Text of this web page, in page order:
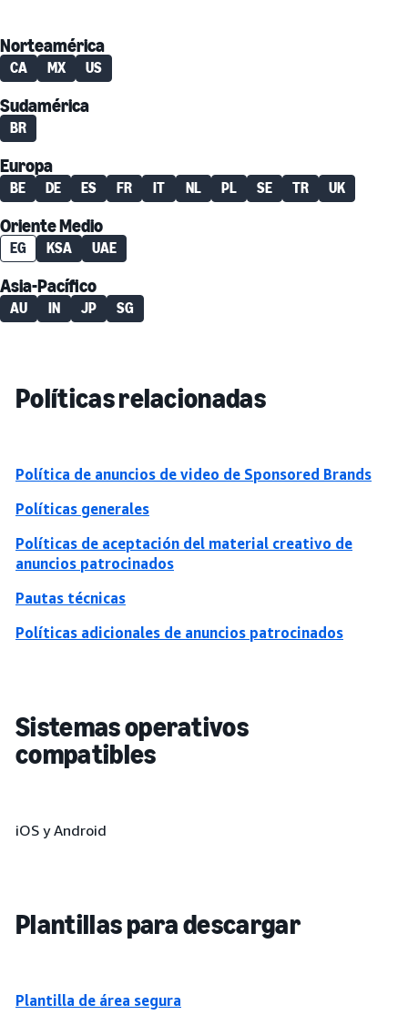
Norteamérica
CA MX US
Sudamérica
BR
Europa
BE DE ES FR IT NL PL SE TR UK
Oriente Medio
EG KSA UAE
Asia-Pacífico
AU IN JP SG
Políticas relacionadas
Política de anuncios de video de Sponsored Brands
Políticas generales
Políticas de aceptación del material creativo de
anuncios patrocinados
Pautas técnicas
Políticas adicionales de anuncios patrocinados
Sistemas operativos
compatibles
iOS y Android
Plantillas para descargar
Plantilla de área segura